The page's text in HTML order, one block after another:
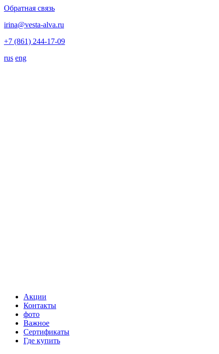
Обратная связь
irina@vesta-alva.ru
+7 (861) 244-17-09
rus eng
Акции
Контакты
фото
Важное
Сертификаты
Где купить